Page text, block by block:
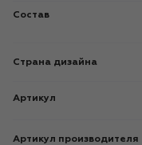
Состав
Страна дизайна
Артикул
Артикул производителя